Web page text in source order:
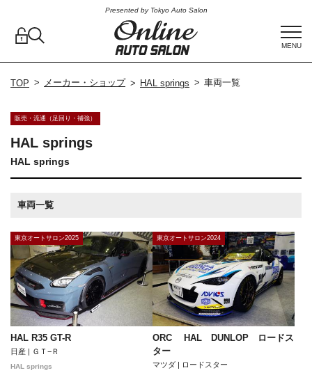
Presented by Tokyo Auto Salon
MENU
TOP メーカー・ショップ HAL springs 車両一覧
販売・流通（足回り・補強）
HAL springs
HAL springs
車両一覧
東京オートサロン2025
HAL R35 GT-R
日産 | ＧＴ−Ｒ
HAL springs
東京オートサロン2024
ORC HAL DUNLOP ロードス
ター
マツダ | ロードスター